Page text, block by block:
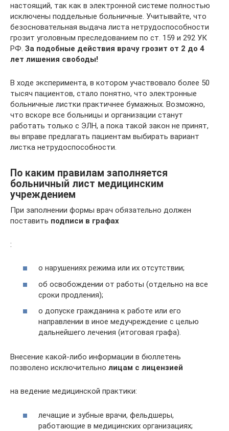
настоящий, так как в электронной системе полностью
исключены поддельные больничные. Учитывайте, что
безосновательная выдача листа нетрудоспособности
грозит уголовным преследованием по ст. 159 и 292 УК
РФ. За подобные действия врачу грозит от 2 до 4
лет лишения свободы!
В ходе эксперимента, в котором участвовало более 50
тысяч пациентов, стало понятно, что электронные
больничные листки практичнее бумажных. Возможно,
что вскоре все больницы и организации станут
работать только с ЭЛН, а пока такой закон не принят,
вы вправе предлагать пациентам выбирать вариант
листка нетрудоспособности.
По каким правилам заполняется
больничный лист медицинским
учреждением
При заполнении формы врач обязательно должен
поставить подписи в графах
:
о нарушениях режима или их отсутствии;
об освобождении от работы (отдельно на все
сроки продления);
о допуске гражданина к работе или его
направлении в иное медучреждение с целью
дальнейшего лечения (итоговая графа).
Внесение какой-либо информации в бюллетень
позволено исключительно лицам с лицензией
на ведение медицинской практики:
лечащие и зубные врачи, фельдшеры,
работающие в медицинских организациях;